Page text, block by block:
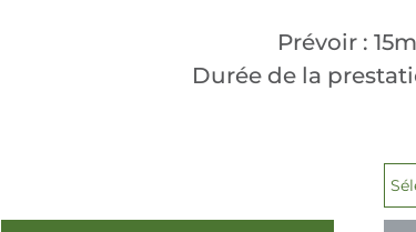
Prévoir :
Durée de la